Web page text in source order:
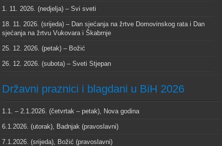
1. 11. 2026. (nedjelja) – Svi sveti
18. 11. 2026. (srijeda) – Dan sjećanja na žrtve Domovinskog rata i Dan
sjećanja na žrtvu Vukovara i Škabrnje
25. 12. 2026. (petak) – Božić
26. 12. 2026. (subota) – Sveti Stjepan
Državni praznici i blagdani u BiH 2026
1.1. – 2.1.2026. (četvrtak – petak), Nova godina
6.1.2026. (utorak), Badnjak (pravoslavni)
7.1.2026. (srijeda), Božić (pravoslavni)